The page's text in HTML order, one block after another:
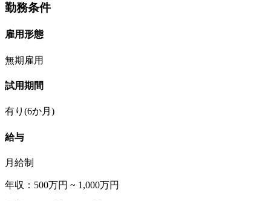
勤務条件
雇用形態
無期雇用
試用期間
有り(6か月)
給与
月給制
年収：500万円 ~ 1,000万円